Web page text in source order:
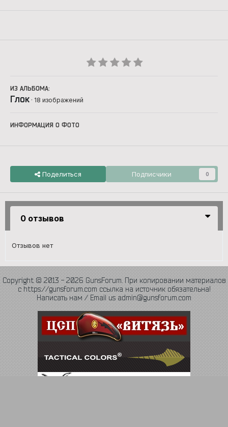
ИЗ АЛЬБОМА:
Глок · 18 изображений
ИНФОРМАЦИЯ О ФОТО
Поделиться Подписчики 0
0 отзывов
Отзывов нет
Copyright © 2013 - 2026 GunsForum. При копировании материалов
с https://gunsforum.com ссылка на источник обязательна!
Написать нам / Email us admin@gunsforum.com